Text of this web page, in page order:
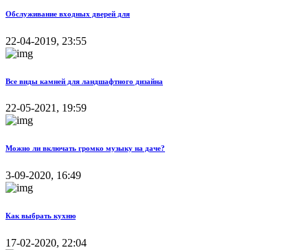
Обслуживание входных дверей для
22-04-2019, 23:55
Все виды камней для ландшафтного дизайна
22-05-2021, 19:59
Можно ли включать громко музыку на даче?
3-09-2020, 16:49
Как выбрать кухню
17-02-2020, 22:04